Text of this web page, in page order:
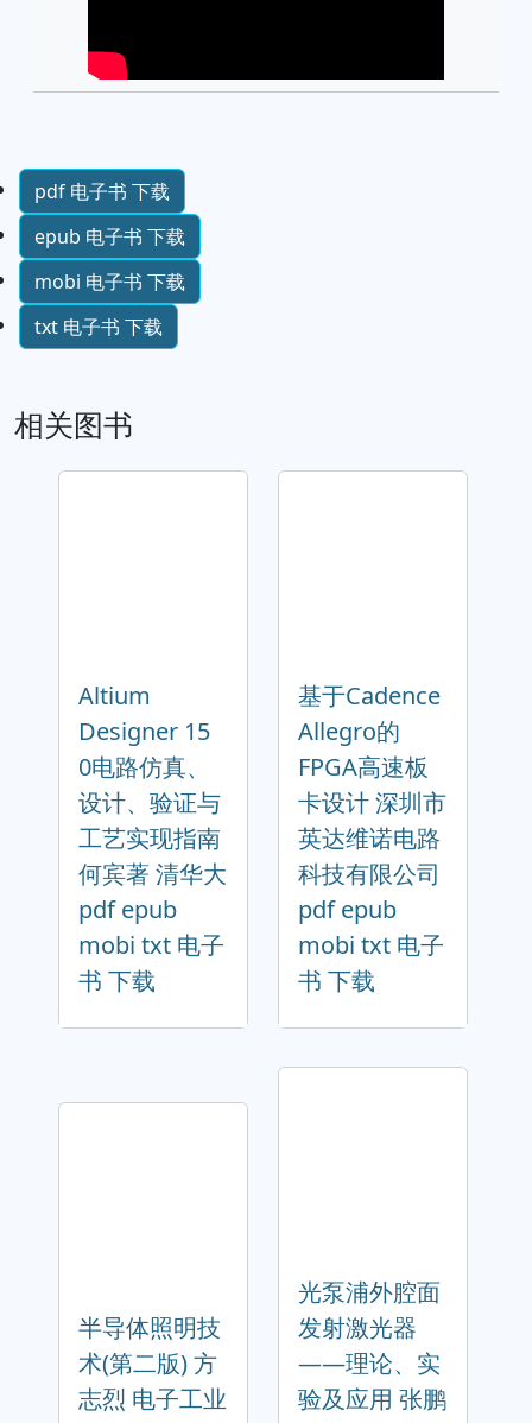
pdf 电子书 下载
epub 电子书 下载
mobi 电子书 下载
txt 电子书 下载
相关图书
Altium
Designer 15
0电路仿真、
设计、验证与
工艺实现指南
何宾著 清华大
pdf epub
mobi txt 电子
书 下载
基于Cadence
Allegro的
FPGA高速板
卡设计 深圳市
英达维诺电路
科技有限公司
pdf epub
mobi txt 电子
书 下载
半导体照明技
术(第二版) 方
志烈 电子工业
光泵浦外腔面
发射激光器
——理论、实
验及应用 张鹏